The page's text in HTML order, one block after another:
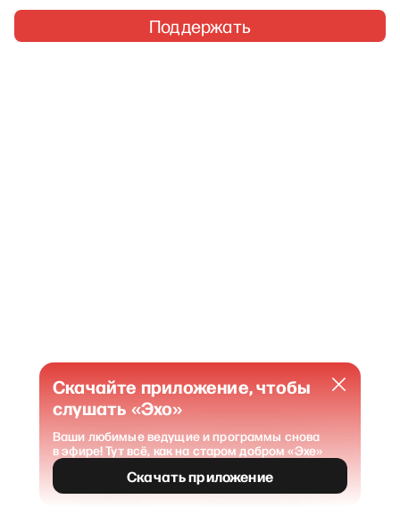
Поддержать
404 Страница не найдена.
Скачайте приложение, чтобы
слушать «Эхо»
Ваши любимые ведущие и программы снова
в эфире! Тут всё, как на старом добром «Эхе»
Скачать приложение